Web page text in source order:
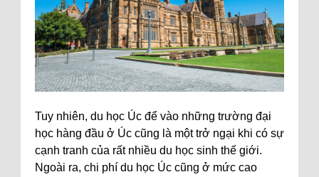
Tuy nhiên, du học Úc để vào những trường đại
học hàng đầu ở Úc cũng là một trở ngại khi có sự
cạnh tranh của rất nhiều du học sinh thế giới.
Ngoài ra, chi phí du học Úc cũng ở mức cao